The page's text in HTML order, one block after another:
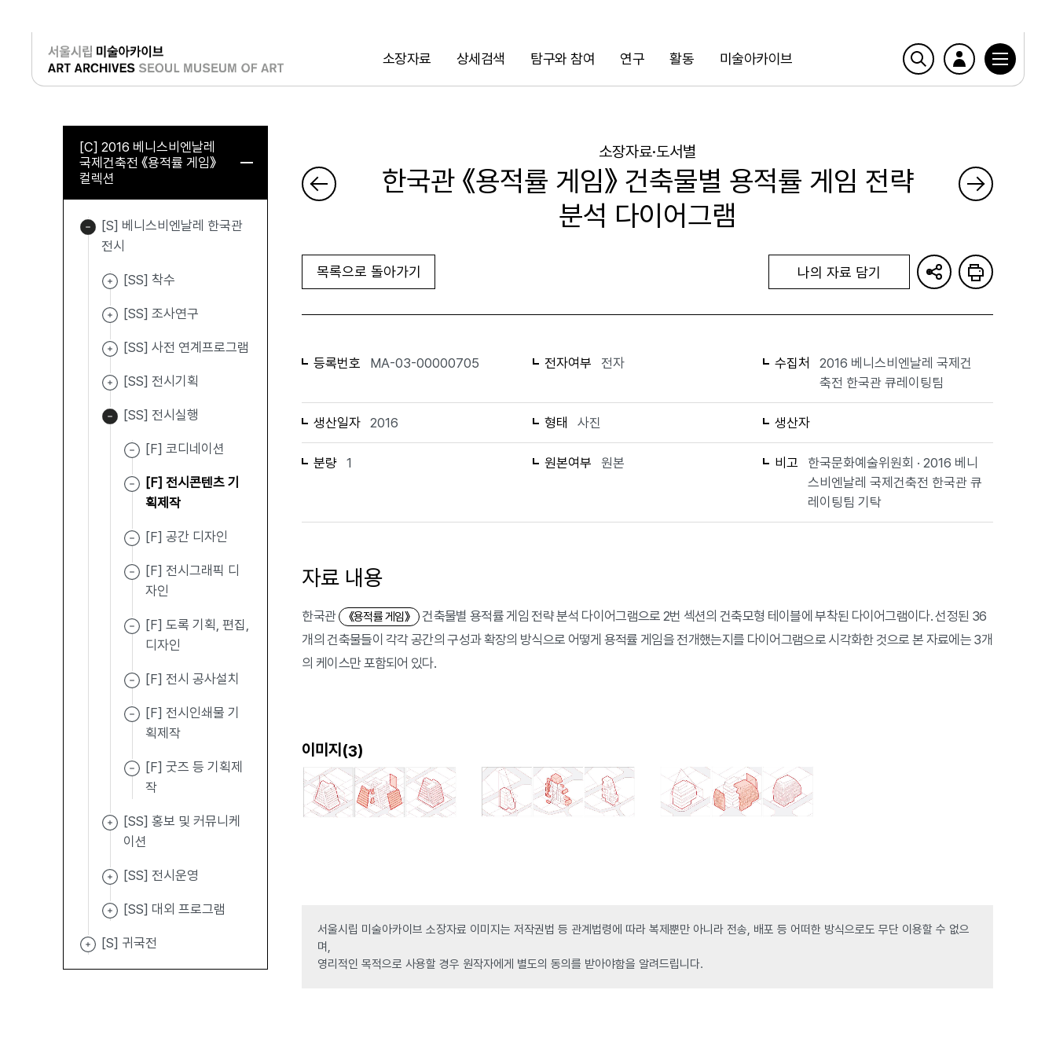
소장자료 상세검색 탐구와 참여 연구 활동 미술아카이브
검색
로그인
[C] 2016 베니스비엔날레
국제건축전 《용적률 게임》
컬렉션
[S] 베니스비엔날레 한국관
전시
[SS] 착수
[SS] 조사연구
[SS] 사전 연계프로그램
[SS] 전시기획
[SS] 전시실행
[F] 코디네이션
[F] 전시콘텐츠 기
획제작
[F] 공간 디자인
[F] 전시그래픽 디
자인
[F] 도록 기획, 편집,
디자인
[F] 전시 공사설치
[F] 전시인쇄물 기
획제작
[F] 굿즈 등 기획제
작
[SS] 홍보 및 커뮤니케
이션
[SS] 전시운영
[SS] 대외 프로그램
[S] 귀국전
소장자료·도서별
한국관 《용적률 게임》 건축물별 용적률 게임 전략
분석 다이어그램
목록으로 돌아가기 나의 자료 담기
등록번호 MA-03-00000705 전자여부 전자 수집처
2016 베니스비엔날레 국제건
축전 한국관 큐레이팅팀
생산일자 2016 형태 사진 생산자
분량 1 원본여부 원본 비고
한국문화예술위원회 · 2016 베니
스비엔날레 국제건축전 한국관 큐
레이팅팀 기탁
자료 내용
한국관 《용적률 게임》
건축물별 용적률 게임 전략 분석 다이어그램으로 2번 섹션의 건축모형 테이블에 부착된 다이어그램이다. 선정된 36
개의 건축물들이 각각 공간의 구성과 확장의 방식으로 어떻게 용적률 게임을 전개했는지를 다이어그램으로 시각화한 것으로 본 자료에는 3개
의 케이스만 포함되어 있다.
이미지(3)
서울시립 미술아카이브 소장자료 이미지는 저작권법 등 관계법령에 따라 복제뿐만 아니라 전송, 배포 등 어떠한 방식으로도 무단 이용할 수 없으
며,
영리적인 목적으로 사용할 경우 원작자에게 별도의 동의를 받아야함을 알려드립니다.